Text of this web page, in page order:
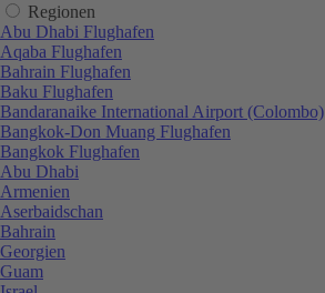
Regionen
Abu Dhabi Flughafen
Aqaba Flughafen
Bahrain Flughafen
Baku Flughafen
Bandaranaike International Airport (Colombo)
Bangkok-Don Muang Flughafen
Bangkok Flughafen
Abu Dhabi
Armenien
Aserbaidschan
Bahrain
Georgien
Guam